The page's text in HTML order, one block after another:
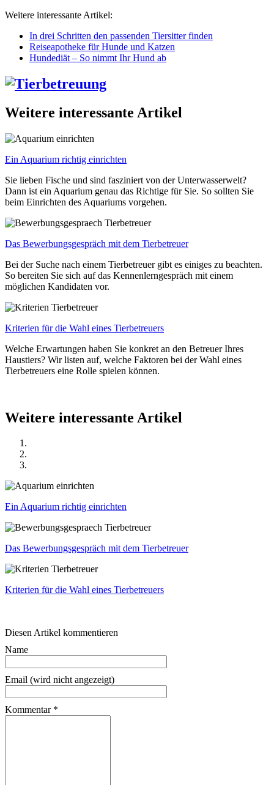
Weitere interessante Artikel:
In drei Schritten den passenden Tiersitter finden
Reiseapotheke für Hunde und Katzen
Hundediät – So nimmt Ihr Hund ab
Weitere interessante Artikel
Ein Aquarium richtig einrichten
Sie lieben Fische und sind fasziniert von der Unterwasserwelt?
Dann ist ein Aquarium genau das Richtige für Sie. So sollten Sie
beim Einrichten des Aquariums vorgehen.
Das Bewerbungsgespräch mit dem Tierbetreuer
Bei der Suche nach einem Tierbetreuer gibt es einiges zu beachten.
So bereiten Sie sich auf das Kennenlerngespräch mit einem
möglichen Kandidaten vor.
Kriterien für die Wahl eines Tierbetreuers
Welche Erwartungen haben Sie konkret an den Betreuer Ihres
Haustiers? Wir listen auf, welche Faktoren bei der Wahl eines
Tierbetreuers eine Rolle spielen können.
Weitere interessante Artikel
Ein Aquarium richtig einrichten
Das Bewerbungsgespräch mit dem Tierbetreuer
Kriterien für die Wahl eines Tierbetreuers
Diesen Artikel kommentieren
Name
Email (wird nicht angezeigt)
Kommentar*